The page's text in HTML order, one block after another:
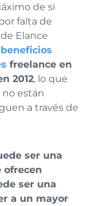
de si
falta de
Elance
beneficios
freelance en
2012, lo que
están
a través de
ser una
ofrecen
ser una
a un mayor